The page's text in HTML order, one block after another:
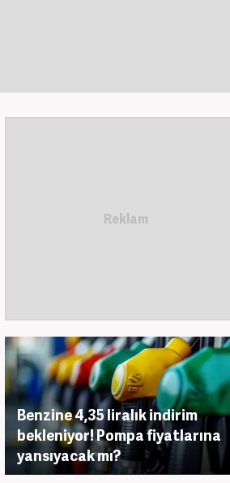
Benzine 4,35 liralık indirim
bekleniyor! Pompa fiyatlarına
yansıyacak mı?